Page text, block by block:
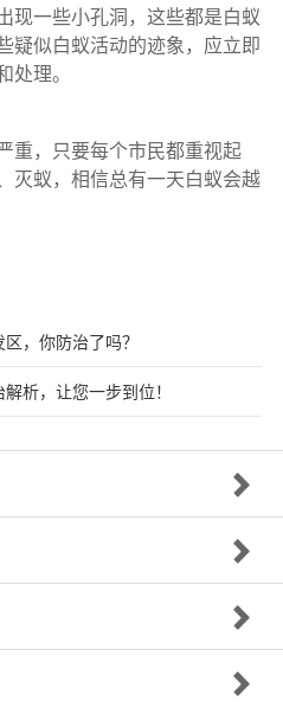
现一些小孔洞，这些都是白蚁
疑似白蚁活动的迹象， 应立即
处理。
重，只要每个市民都重视起
灭蚁，相信总有一天白蚁会越
，你防治了吗？
析，让您一步到位！